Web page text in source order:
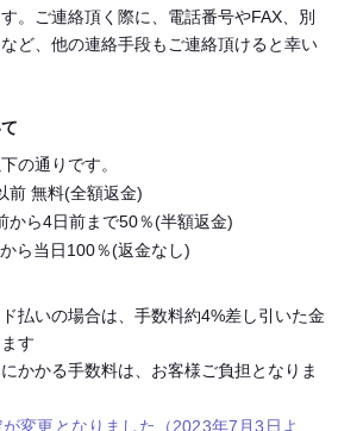
。ご連絡頂く際に、電話番号やFAX、別
ど、他の連絡手段もご連絡頂けると幸い
の通りです。
前 無料(全額返金)
から4日前まで50％(半額返金)
ら当日100％(返金なし)
払いの場合は、手数料約4%差し引いた金
す
かかる手数料は、お客様ご負担となりま
変更となりました（2023年7月3日よ